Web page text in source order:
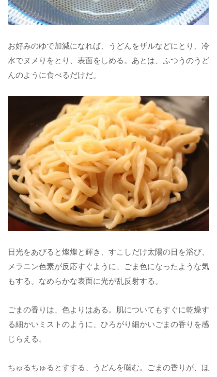
お好みのゆで加減になれば、うどんをザルなどにとり、冷
水でヌメりをとり、表面をしめる。あとは、ふつうのうど
んのように食べるだけだ。
日光をあびると燦燦と輝き、すこしだけ太陽の日を浴び、
メラニン色素が反応すぐように、ごま色になったような気
もする。なめらかな表面に光が乱反射する。
ごまの香りは、色よりはある。肌についてもすぐに乾燥す
る細かいミストのように、ひろがり細かいごまの香りを感
じらえる。
ちゅるちゅるとすする、うどんを噛む。ごまの香りが、ほ